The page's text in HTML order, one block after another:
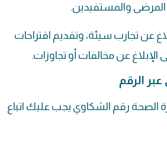
والمستفيدين.
عن تجارب سيئة، وتقديم اقتراحات
عن مخالفات أو تجاوزات.
الرقم
الصحة رقم الشكاوي يجب عليك اتباع